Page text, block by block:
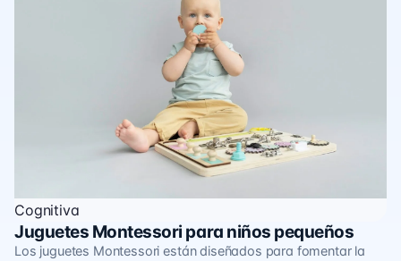
Cognitiva
Juguetes Montessori para niños pequeños
Los juguetes Montessori están diseñados para fomentar la